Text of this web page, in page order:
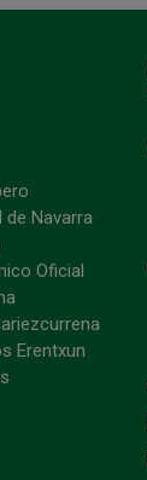
de Navarra
Oficial
Erentxun